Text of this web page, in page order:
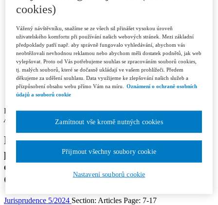
Submitting Papers
Publication Criteria
Examples of Citations
Peer Review Process
Code of Ethics
Contacts
Licence and Royalty Terms and Conditions
Editorial board
Contacts
Subscription
Petr Šuráň
Author’s affiliation: Faculty of Law, Charles University in Prague
Fundamental animal rights from the
perspective of the decision-making of the
constitutional judiciary of the Swiss
Confederation
Jurisprudence 5/2024 Section: Articles Page: 7-17
cookies)
Vážený návštěvníku, snažíme se ze všech sil přinášet vysokou úroveň
uživatelského komfortu při používání našich webových stránek. Mezi základní
předpoklady patří např. aby správně fungovalo vyhledávání, abychom vás
neobtěžovali nevhodnou reklamou nebo abychom měli dostatek podnětů, jak web
vylepšovat. Proto od Vás potřebujeme souhlas se zpracováním souborů cookies,
tj. malých souborů, které se dočasně ukládají ve vašem prohlížeči. Předem
děkujeme za udělení souhlasu. Data využijeme ke zlepšování našich služeb a
přizpůsobení obsahu webu přímo Vám na míru.
Oznámení o ochraně osobních
údajů a souborů cookie
Nastavení souborů cookie
Zamítnout vše kromě nutných cookies
Přijmout všechny soubory cookie